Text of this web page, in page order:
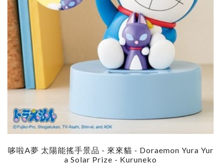
哆啦A夢 太陽能搖手景品 - 來來貓 - Doraemon Yura Yur
A Solar Prize - Kuruneko